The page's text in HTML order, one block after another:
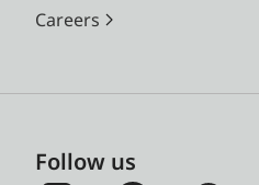
Careers
Follow us